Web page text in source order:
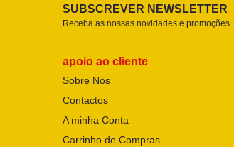
SUBSCREVER NEWSLETTER
Receba as nossas novidades e promoções
apoio ao cliente
Sobre Nós
Contactos
A minha Conta
Carrinho de Compras